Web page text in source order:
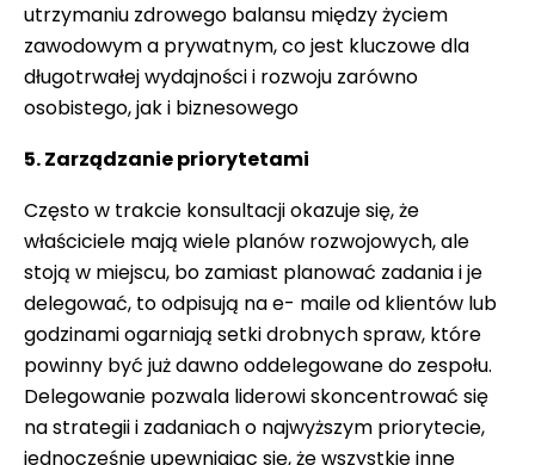
utrzymaniu zdrowego balansu między życiem
zawodowym a prywatnym, co jest kluczowe dla
długotrwałej wydajności i rozwoju zarówno
osobistego, jak i biznesowego
5. Zarządzanie priorytetami
Często w trakcie konsultacji okazuje się, że
właściciele mają wiele planów rozwojowych, ale
stoją w miejscu, bo zamiast planować zadania i je
delegować, to odpisują na e- maile od klientów lub
godzinami ogarniają setki drobnych spraw, które
powinny być już dawno oddelegowane do zespołu.
Delegowanie pozwala liderowi skoncentrować się
na strategii i zadaniach o najwyższym priorytecie,
jednocześnie upewniając się, że wszystkie inne